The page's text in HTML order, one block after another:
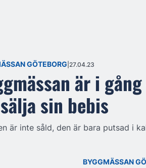
GÖTEBORG 27.04.23
är i
sin bebis
är inte såld, den är bara putsad i
BYGGMÄSSAN